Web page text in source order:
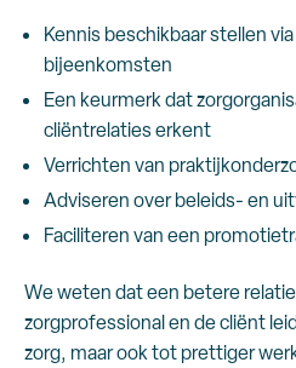
Kennis beschikbaar stellen
bijeenkomsten
Een keurmerk dat
cliëntrelaties erkent
Verrichten van
Adviseren over beleids- en
Faciliteren van een
We weten dat een betere
zorgprofessional en de cliënt
zorg, maar ook tot prettiger